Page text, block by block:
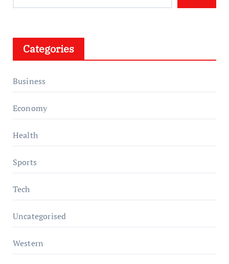
Categories
Business
Economy
Health
Sports
Tech
Uncategorised
Western